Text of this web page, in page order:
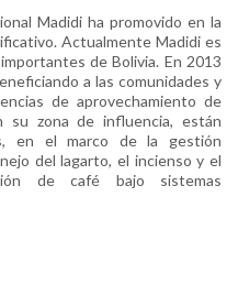
Madidi ha promovido en la
Actualmente Madidi es
de Bolivia. En 2013
a las comunidades y
de aprovechamiento de
su zona de influencia, están
en el marco de la gestión
del lagarto, el incienso y el
de café bajo sistemas